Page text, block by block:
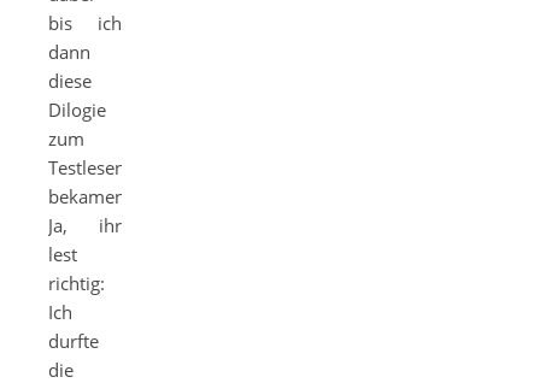
bis ich
dann
diese
Dilogie
zum
Testlesen
bekamen.
Ja, ihr
lest
richtig:
Ich
durfte
die